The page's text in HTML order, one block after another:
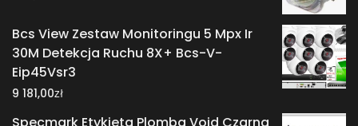
Bcs View Zestaw Monitoringu 5 Mpx Ir
30M Detekcja Ruchu 8X+ Bcs-V-
Eip45Vsr3
9 181,00zł
Specmark Etykieta Plomba Void Czarna